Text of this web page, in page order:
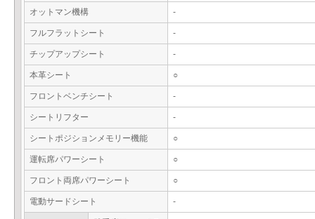
オットマン機構 -
フルフラットシート -
チップアップシート -
本革シート ○
フロントベンチシート -
シートリフター -
シートポジションメモリー機能 ○
運転席パワーシート ○
フロント両席パワーシート ○
電動サードシート -